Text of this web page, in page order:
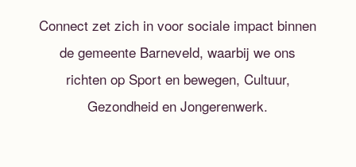
Connect zet zich in voor sociale impact binnen
de gemeente Barneveld, waarbij we ons
richten op Sport en bewegen, Cultuur,
Gezondheid en Jongerenwerk.